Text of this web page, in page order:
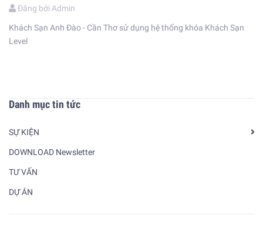
Danh mục tin tức
SỰ KIỆN
DOWNLOAD Newsletter
TƯ VẤN
DỰ ÁN
Đăng bởi Admin
Khách Sạn Anh Đào - Cần Thơ sử dụng hệ thống khóa Khách Sạn
Level